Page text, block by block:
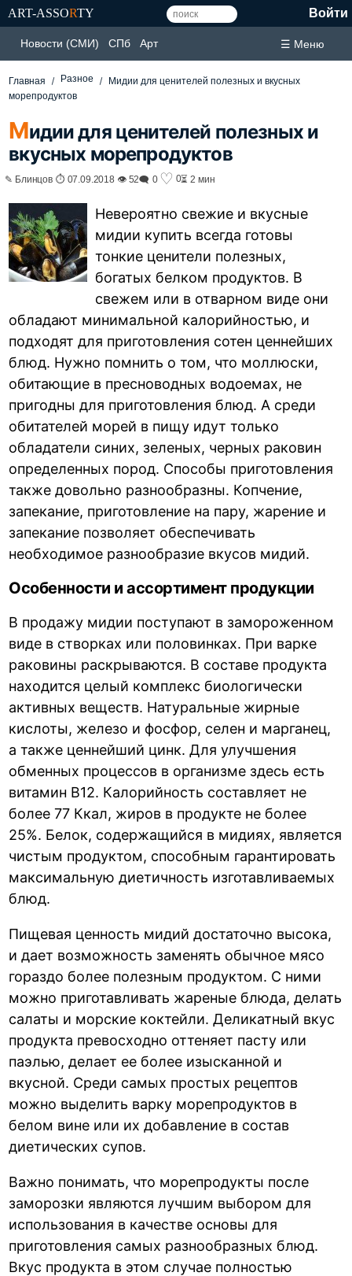
ART-ASSORTY Войти
Новости (СМИ) СПб Арт ☰ Меню
Главная Разное
Мидии для ценителей полезных и вкусных
морепродуктов
Мидии для ценителей полезных и
вкусных морепродуктов
✎ Блинцов ⏱ 07.09.2018 👁 52🗨 0 ♡ 0⏳ 2 мин
Невероятно свежие и вкусные
мидии купить всегда готовы
тонкие ценители полезных,
богатых белком продуктов. В
свежем или в отварном виде они
обладают минимальной калорийностью, и
подходят для приготовления сотен ценнейших
блюд. Нужно помнить о том, что моллюски,
обитающие в пресноводных водоемах, не
пригодны для приготовления блюд. А среди
обитателей морей в пищу идут только
обладатели синих, зеленых, черных раковин
определенных пород. Способы приготовления
также довольно разнообразны. Копчение,
запекание, приготовление на пару, жарение и
запекание позволяет обеспечивать
необходимое разнообразие вкусов мидий.
Особенности и ассортимент продукции
В продажу мидии поступают в замороженном
виде в створках или половинках. При варке
раковины раскрываются. В составе продукта
находится целый комплекс биологически
активных веществ. Натуральные жирные
кислоты, железо и фосфор, селен и марганец,
а также ценнейший цинк. Для улучшения
обменных процессов в организме здесь есть
витамин B12. Калорийность составляет не
более 77 Ккал, жиров в продукте не более
25%. Белок, содержащийся в мидиях, является
чистым продуктом, способным гарантировать
максимальную диетичность изготавливаемых
блюд.
Пищевая ценность мидий достаточно высока,
и дает возможность заменять обычное мясо
гораздо более полезным продуктом. С ними
можно приготавливать жареные блюда, делать
салаты и морские коктейли. Деликатный вкус
продукта превосходно оттеняет пасту или
паэлью, делает ее более изысканной и
вкусной. Среди самых простых рецептов
можно выделить варку морепродуктов в
белом вине или их добавление в состав
диетических супов.
Важно понимать, что морепродукты после
заморозки являются лучшим выбором для
использования в качестве основы для
приготовления самых разнообразных блюд.
Вкус продукта в этом случае полностью